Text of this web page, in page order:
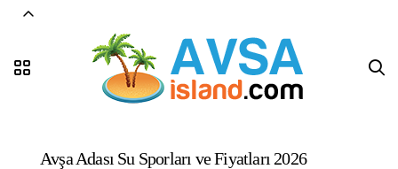
Avşa Adası Su Sporları ve Fiyatları 2026